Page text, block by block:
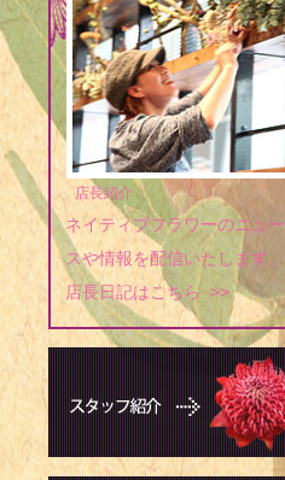
店長紹介
ネイティブフラワーのニュー
スや情報を配信いたします。
店長日記はこちら >>